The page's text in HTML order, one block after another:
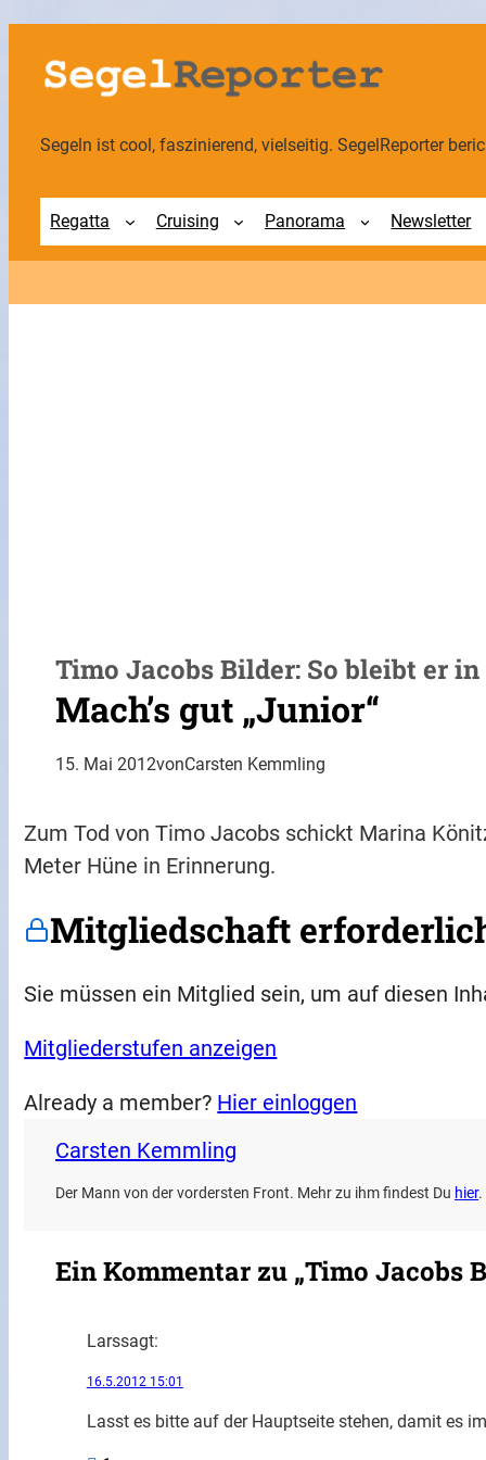
Zum
Inhalt
springen
Segeln ist cool, faszinierend, vielseitig. SegelReporter
Regatta Cruising Panorama Newsletter
Timo Jacobs Bilder: So bleibt er
Mach’s gut „Junior“
15. Mai 2012vonCarsten Kemmling
Zum Tod von Timo Jacobs schickt Marina
Meter Hüne in Erinnerung.
Mitgliedschaft
Sie müssen ein Mitglied sein, um auf diesen
Mitgliederstufen anzeigen
Already a member? Hier einloggen
Carsten Kemmling
Der Mann von der vordersten Front. Mehr zu ihm findest Du hier.
Ein Kommentar zu „Timo Jacobs
Larssagt:
16.5.2012 15:01
Lasst es bitte auf der Hauptseite stehen, damit es